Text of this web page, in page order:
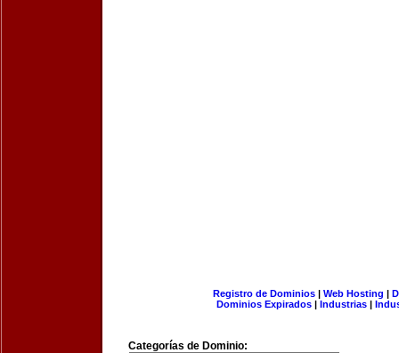
Registro de Dominios| Web Hosting |
Dominios Expirados | Industrias |
Categorías de Dominio: